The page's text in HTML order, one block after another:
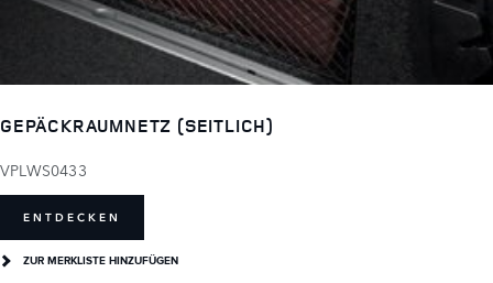
GEPÄCKRAUMNETZ (SEITLICH)
VPLWS0433
ENTDECKEN
ZUR MERKLISTE HINZUFÜGEN